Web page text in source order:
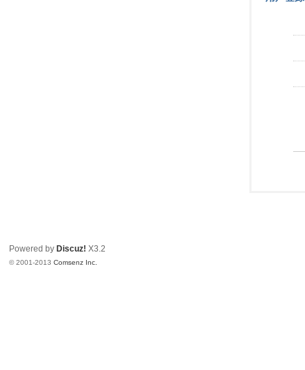
Powered by Discuz! X3.2
© 2001-2013Comsenz Inc.